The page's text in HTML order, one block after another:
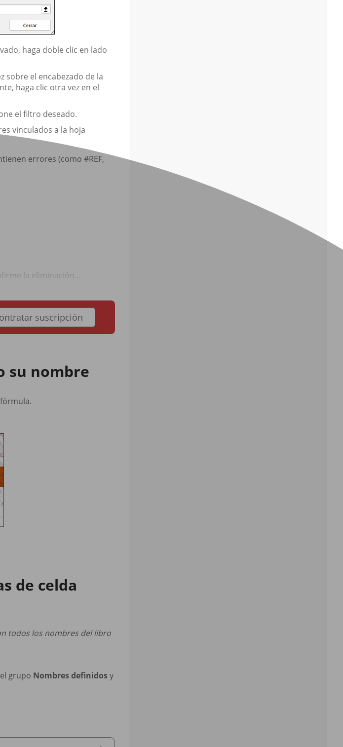
haga doble clic en lado
sobre el encabezado de la
haga clic otra vez en el
el filtro deseado.
vinculados a la hoja
errores (como #REF,
la eliminación...
suscripción
su nombre
de celda
todos los nombres del libro
grupo Nombres definidosy